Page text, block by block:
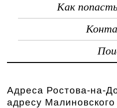
Как
Адреса Ростова-на-
адресу Малиновского